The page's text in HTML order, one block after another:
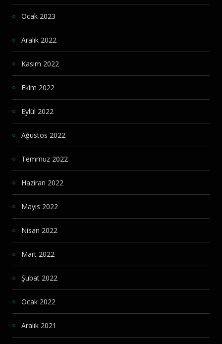
Ocak 2023
Aralık 2022
Kasım 2022
Ekim 2022
Eylül 2022
Ağustos 2022
Temmuz 2022
Haziran 2022
Mayıs 2022
Nisan 2022
Mart 2022
Şubat 2022
Ocak 2022
Aralık 2021